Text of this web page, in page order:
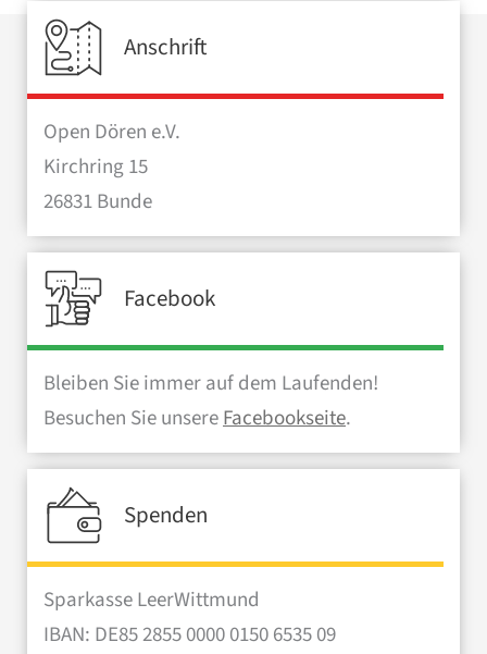
Anschrift
Open Dören e.V.
Kirchring 15
26831 Bunde
Facebook
Bleiben Sie immer auf dem Laufenden!
Besuchen Sie unsereFacebookseite.
Spenden
Sparkasse LeerWittmund
IBAN: DE85 2855 0000 0150 6535 09